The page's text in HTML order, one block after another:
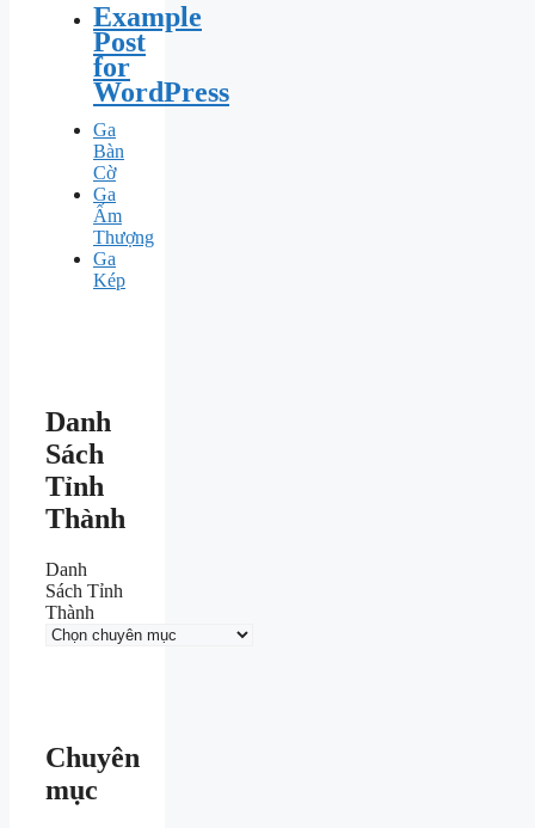
Example
Post
for
WordPress
Ga
Bàn
Cờ
Ga
Ấm
Thượng
Ga
Kép
Danh
Sách
Tỉnh
Thành
Danh
Sách Tỉnh
Thành
Chuyên
mục